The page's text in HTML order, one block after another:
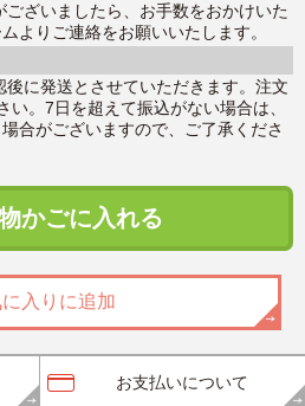
ざいましたら、お手数をおかけいた
よりご連絡をお願いいたします。
後に発送とさせていただきます。注文
。7日を超えて振込がない場合は、
合がございますので、ご了承くださ
かごに入れる
入りに追加
お支払いについて